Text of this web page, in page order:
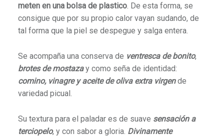
meten en una bolsa de plastico. De esta forma, se
consigue que por su propio calor vayan sudando, de
tal forma que la piel se despegue y salga entera.
Se acompaña una conserva de ventresca de bonito,
brotes de mostazay como seña de identidad:
comino, vinagre y aceite de oliva extra virgende
variedad picual.
Su textura para el paladar es de suave sensación a
terciopelo, y con sabor a gloria. Divinamente